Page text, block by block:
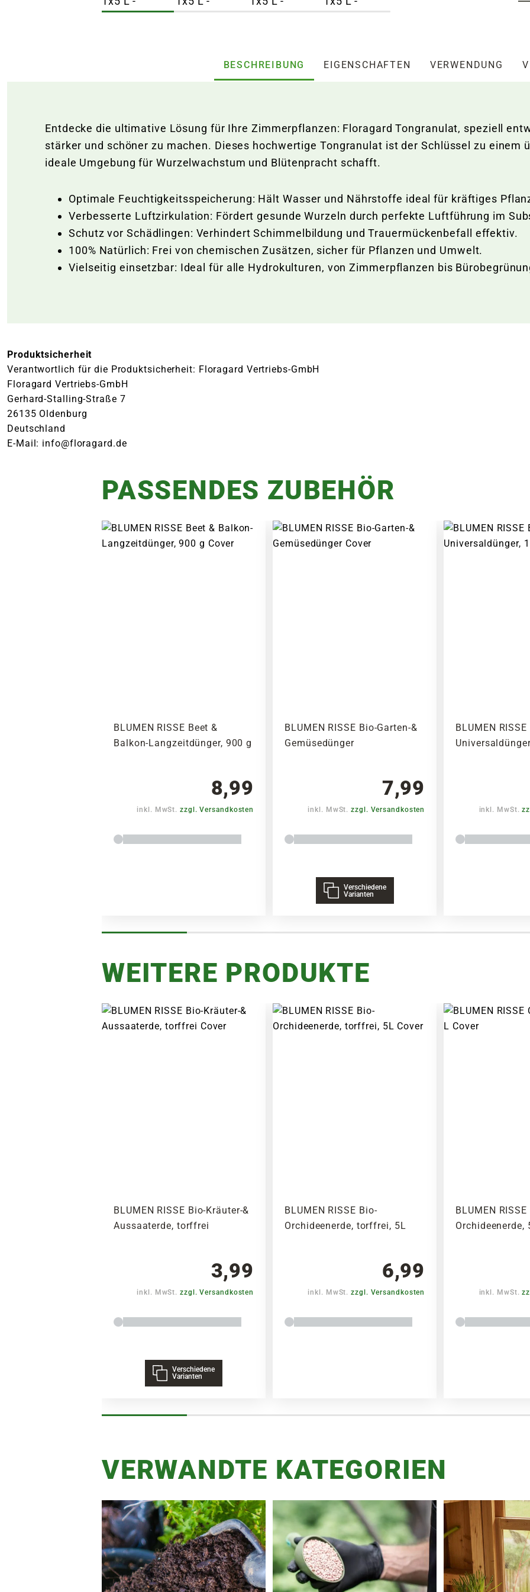
BESCHREIBUNG EIGENSCHAFTEN VERWENDUNG
Entdecke die ultimative Lösung für Ihre Zimmerpflanzen: Floragard Tongranulat, speziell
stärker und schöner zu machen. Dieses hochwertige Tongranulat ist der Schlüssel zu einem
ideale Umgebung für Wurzelwachstum und Blütenpracht schafft.
Optimale Feuchtigkeitsspeicherung: Hält Wasser und Nährstoffe ideal für kräftiges
Verbesserte Luftzirkulation: Fördert gesunde Wurzeln durch perfekte Luftführung im
Schutz vor Schädlingen: Verhindert Schimmelbildung und Trauermückenbefall effektiv.
100% Natürlich: Frei von chemischen Zusätzen, sicher für Pflanzen und Umwelt.
Vielseitig einsetzbar: Ideal für alle Hydrokulturen, von Zimmerpflanzen bis
Produktsicherheit
Verantwortlich für die Produktsicherheit: Floragard Vertriebs-GmbH
Floragard Vertriebs-GmbH
Gerhard-Stalling-Straße 7
26135 Oldenburg
Deutschland
E-Mail: info@floragard.de
PASSENDES ZUBEHÖR
BLUMEN RISSE Beet &
Balkon-Langzeitdünger, 900 g
8,99
inkl. MwSt.zzgl. Versandkosten
BLUMEN RISSE Bio-Garten-&
Gemüsedünger
7,99
inkl. MwSt.zzgl. Versandkosten
Verschiedene
Varianten
BLUMEN
inkl. MwSt.
WEITERE PRODUKTE
BLUMEN RISSE Bio-Kräuter-&
Aussaaterde, torffrei
3,99
inkl. MwSt.zzgl. Versandkosten
Verschiedene
Varianten
BLUMEN RISSE Bio-
Orchideenerde, torffrei, 5L
6,99
inkl. MwSt.zzgl. Versandkosten
BLUMEN RISSE
Orchideenerde,
inkl. MwSt.
VERWANDTE KATEGORIEN